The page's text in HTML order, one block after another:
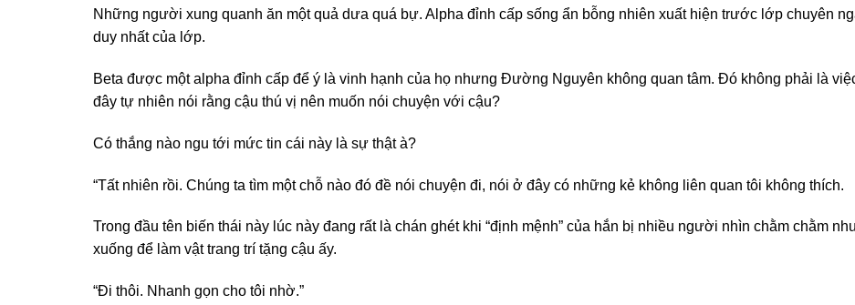
Những người xung quanh ăn một quả dưa quá bự. Alpha đỉnh cấp sống ẩn bỗng nhiên xuất hiện trước lớp chuyên
duy nhất của lớp.
Beta được một alpha đỉnh cấp để ý là vinh hạnh của họ nhưng Đường Nguyên không quan tâm. Đó không phải là
đây tự nhiên nói rằng cậu thú vị nên muốn nói chuyện với cậu?
Có thắng nào ngu tới mức tin cái này là sự thật à?
“Tất nhiên rồi. Chúng ta tìm một chỗ nào đó đề nói chuyện đi, nói ở đây có những kẻ không liên quan tôi không thích.
Trong đầu tên biến thái này lúc này đang rất là chán ghét khi “định mệnh” của hắn bị nhiều người nhìn chằm chằm
xuống để làm vật trang trí tặng cậu ấy.
“Đi thôi. Nhanh gọn cho tôi nhờ.”